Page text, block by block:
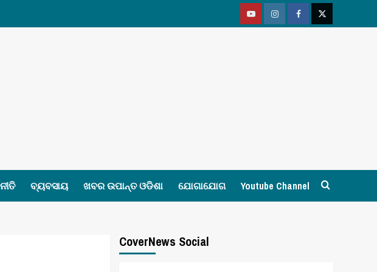
YoutubeVimeoFacebookTwitter
ବ୍ୟବସାୟ ଖବର ଉପାନ୍ତ ଓଡିଶା ଯୋଗାଯୋଗ Youtube Channel
CoverNews Social